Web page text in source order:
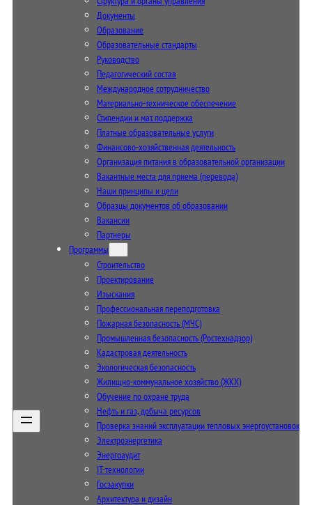
Документы
Образование
Образовательные стандарты
Руководство
Педагогический состав
Международное сотрудничество
Материально-техническое обеспечение
Стипендии и мат. поддержка
Платные образовательные услуги
Финансово-хозяйственная деятельность
Организация питания в образовательной организации
Вакантные места для приема (перевода)
Наши принципы и цели
Образцы документов об образовании
Вакансии
Партнеры
Программы
Строительство
Проектирование
Изыскания
Профессиональная переподготовка
Пожарная безопасность (МЧС)
Промышленная безопасность (Ростехнадзор)
Кадастровая деятельность
Экологическая безопасность
Жилищно-коммунальное хозяйство (ЖКХ)
Обучение по охране труда
Нефть и газ, добыча ресурсов
Проверка знаний эксплуатации тепловых энергоустановок
Электроэнергетика
Энергоаудит
IT-технологии
Госзакупки
Архитектура и дизайн